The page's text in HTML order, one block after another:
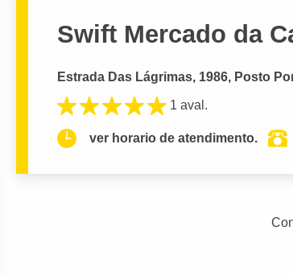
Swift Mercado da
Estrada Das Lágrimas, 1986, Posto
1 aval.
ver horario de atendimento.